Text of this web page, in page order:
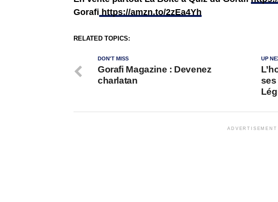
Gorafi https://amzn.to/2zEa4Yh
RELATED TOPICS:
UP
DON'T MISS
Gorafi Magazine : Devenez
charlatan
ADVERTISEMENT